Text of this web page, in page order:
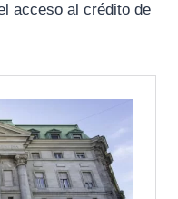
acceso al crédito de